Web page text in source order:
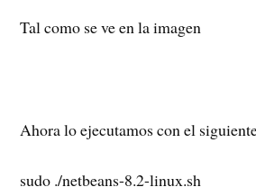
Tal como se ve en la imagen
Ahora lo ejecutamos con el
sudo ./netbeans-8.2-linux.sh